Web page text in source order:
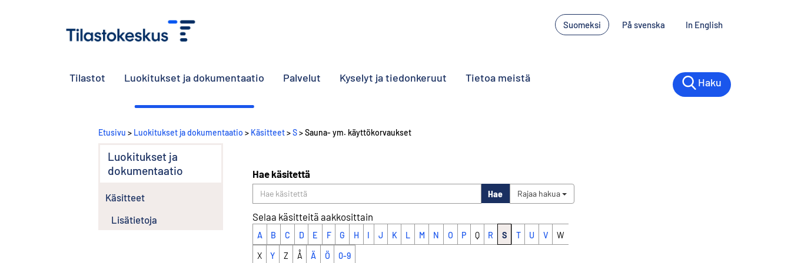
Suomeksi På svenska In English
Tilastot Luokitukset ja dokumentaatio Palvelut Kyselyt ja tiedonkeruut Tietoa meistä Haku
Etusivu > Luokitukset ja dokumentaatio > Käsitteet>S> Sauna- ym. käyttökorvaukset
Luokitukset ja
dokumentaatio
Käsitteet
Lisätietoja
Hae käsitettä
Hae Rajaa hakua
Selaa käsitteitä aakkosittain
A B C D E F G H I J K L M N O P Q R S T U V W
X Y Z Å Ä Ö 0-9